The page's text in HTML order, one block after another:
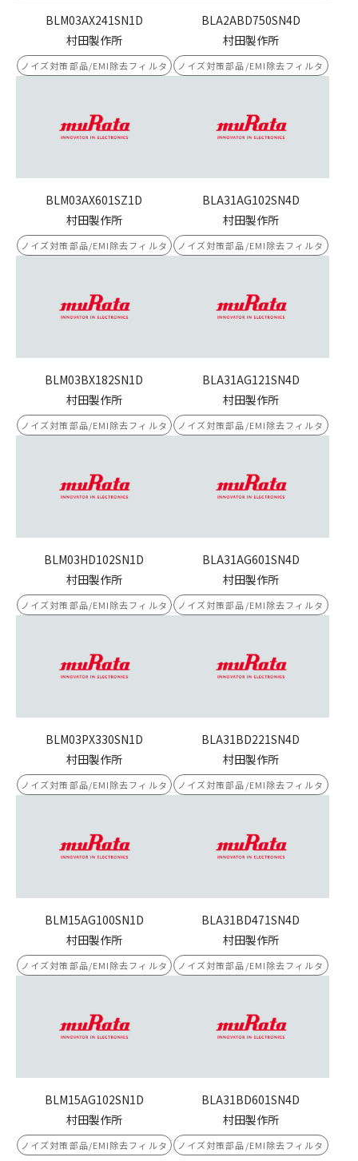
BLM03AX241SN1D
村田製作所
ノイズ対策部品/EMI除去フィルタ
BLA2ABD750SN4D
村田製作所
ノイズ対策部品/EMI除去フィルタ
BLM03AX601SZ1D
村田製作所
ノイズ対策部品/EMI除去フィルタ
BLA31AG102SN4D
村田製作所
ノイズ対策部品/EMI除去フィルタ
BLM03BX182SN1D
村田製作所
ノイズ対策部品/EMI除去フィルタ
BLA31AG121SN4D
村田製作所
ノイズ対策部品/EMI除去フィルタ
BLM03HD102SN1D
村田製作所
ノイズ対策部品/EMI除去フィルタ
BLA31AG601SN4D
村田製作所
ノイズ対策部品/EMI除去フィルタ
BLM03PX330SN1D
村田製作所
ノイズ対策部品/EMI除去フィルタ
BLA31BD221SN4D
村田製作所
ノイズ対策部品/EMI除去フィルタ
BLM15AG100SN1D
村田製作所
ノイズ対策部品/EMI除去フィルタ
BLA31BD471SN4D
村田製作所
ノイズ対策部品/EMI除去フィルタ
BLM15AG102SN1D
村田製作所
ノイズ対策部品/EMI除去フィルタ
BLA31BD601SN4D
村田製作所
ノイズ対策部品/EMI除去フィルタ